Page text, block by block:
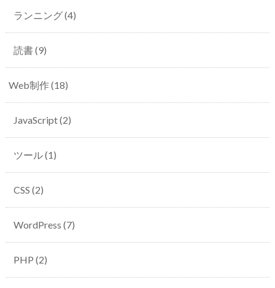
ランニング(4)
読書(9)
Web制作(18)
JavaScript(2)
ツール(1)
CSS (2)
WordPress (7)
PHP (2)